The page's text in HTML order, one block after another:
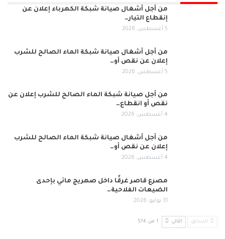
من أجل أشغال صيانة شبكة الكهرباء إعلان عن
إنقطاع التيار…
5 أغسطس, 2026
من أجل أشغال صيانة شبكة الماء الصالح للشرب
إعلان عن نقص أو…
5 أغسطس, 2026
من أجل صيانة شبكة الماء الصالح للشرب إعلان عن
نقص أو انقطاع…
4 أغسطس, 2026
من أجل أشغال صيانة شبكة الماء الصالح للشرب
إعلان عن نقص أو…
4 أغسطس, 2026
مصرع قاصر غرقًا داخل صهريج مائي بإحدى
الضيعات الفلاحية…
31 يوليو, 2026
السابق التالي 1 من 574